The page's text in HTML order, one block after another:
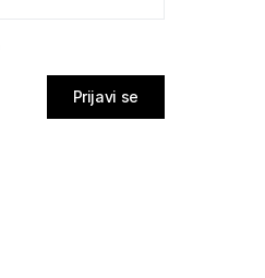
Prijavi se